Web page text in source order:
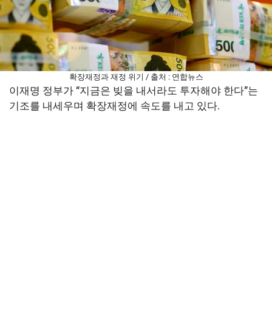
확장재정과 재정 위기 / 출처 : 연합뉴스
이재명 정부가 “지금은 빚을 내서라도 투자해야 한다”는
기조를 내세우며 확장재정에 속도를 내고 있다.